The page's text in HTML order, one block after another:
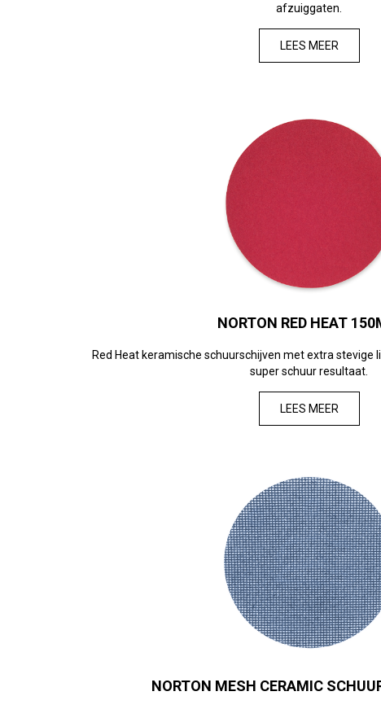
afzuiggaten.
LEES MEER
NORTON RED HEAT
Red Heat keramische schuurschijven met extra stevige
super schuur resultaat.
LEES MEER
NORTON MESH CERAMIC